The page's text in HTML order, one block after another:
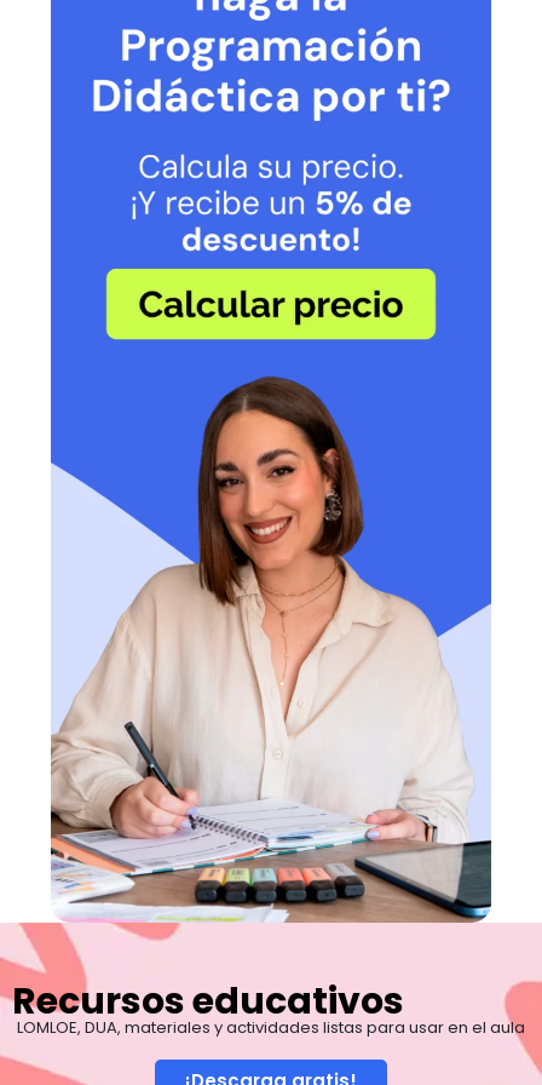
Recursos educativos
LOMLOE, DUA, materiales y actividades listas para usar en el aula